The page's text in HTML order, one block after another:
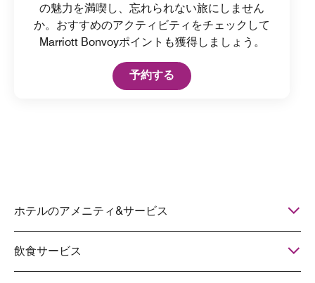
の魅力を満喫し、忘れられない旅にしません
か。おすすめのアクティビティをチェックして
Marriott Bonvoyポイントも獲得しましょう。
予約する Open in New Tab
ホテルのアメニティ&サービス
飲食サービス